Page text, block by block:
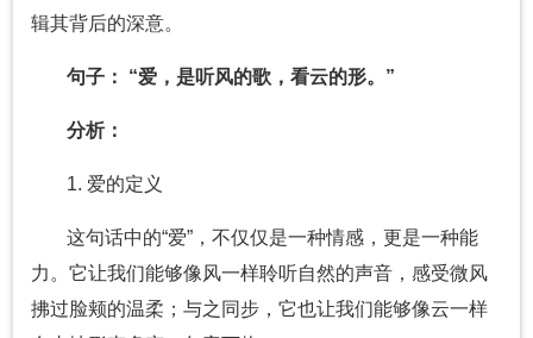
辑其背后的深意。
句子： “爱，是听风的歌，看云的形。”
分析：
1. 爱的定义
这句话中的“爱”，不仅仅是一种情感，更是一种能
力。它让我们能够像风一样聆听自然的声音，感受微风
拂过脸颊的温柔；与之同步，它也让我们能够像云一样